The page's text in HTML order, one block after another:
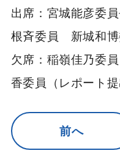
出席：宮城能彦委
根斉委員 新城和
欠席：稲嶺佳乃委
香委員（レポート提
前へ